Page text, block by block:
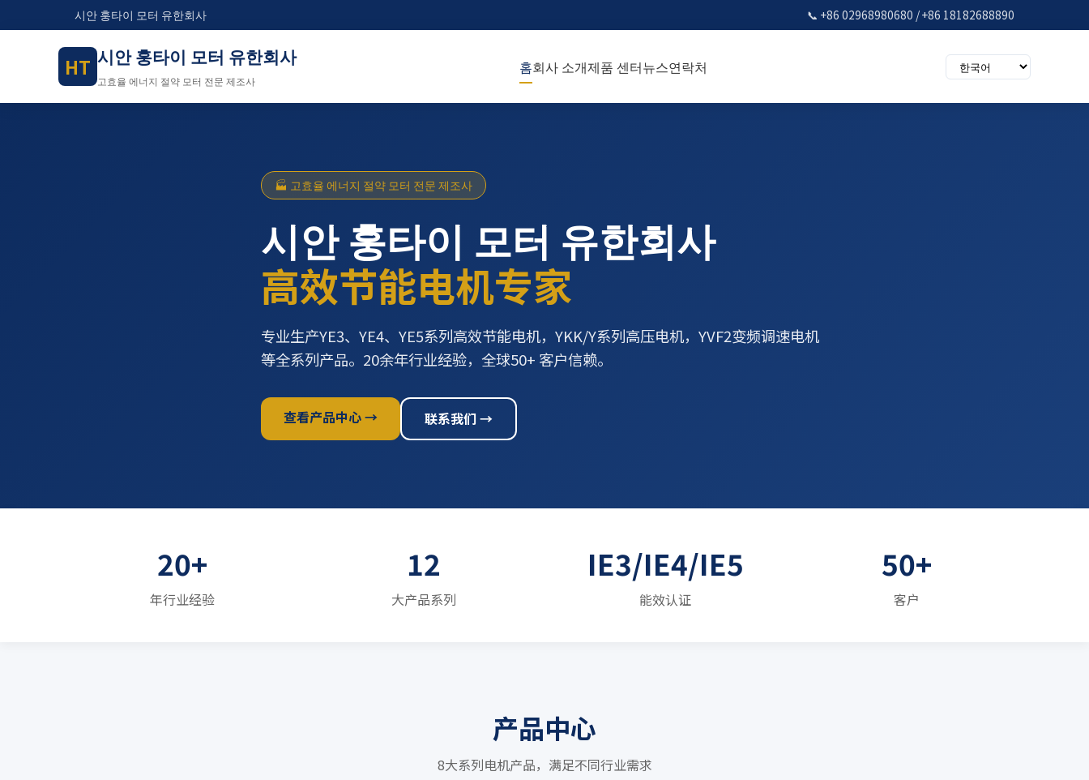
시안 훙타이 모터 유한회사 📞 +86 02968980680 / +86 18182688890
HT 시안 훙타이 모터 유한회사
고효율 에너지 절약 모터 전문 제조사
홈회사 소개제품 센터뉴스연락처
🏭 고효율 에너지 절약 모터 전문 제조사
시안 훙타이 모터 유한회사
高效节能电机专家
专业生产YE3、YE4、YE5系列高效节能电机，YKK/Y系列高压电机，YVF2变频调速电机
等全系列产品。20余年行业经验，全球50+ 客户信赖。
查看产品中心 → 联系我们 →
20+
年行业经验
12
大产品系列
IE3/IE4/IE5
能效认证
50+
客户
产品中心
8大系列电机产品，满足不同行业需求